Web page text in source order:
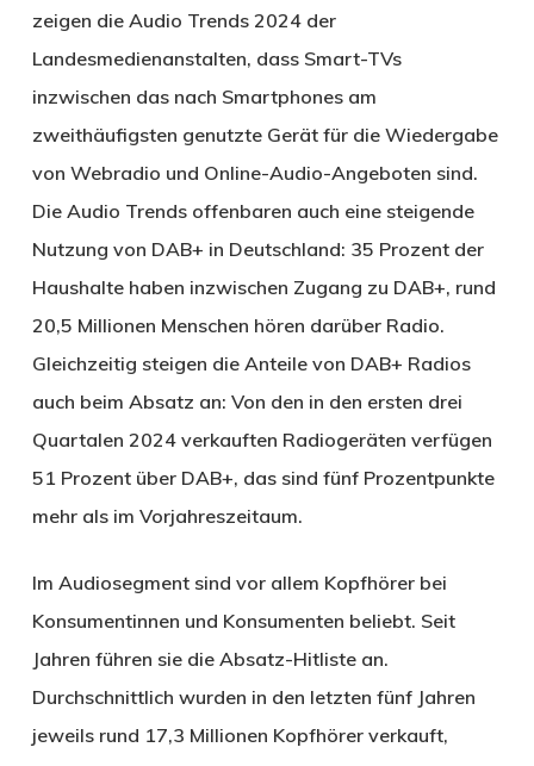
zeigen die Audio Trends 2024 der
Landesmedienanstalten, dass Smart-TVs
inzwischen das nach Smartphones am
zweithäufigsten genutzte Gerät für die Wiedergabe
von Webradio und Online-Audio-Angeboten sind.
Die Audio Trends offenbaren auch eine steigende
Nutzung von DAB+ in Deutschland: 35 Prozent der
Haushalte haben inzwischen Zugang zu DAB+, rund
20,5 Millionen Menschen hören darüber Radio.
Gleichzeitig steigen die Anteile von DAB+ Radios
auch beim Absatz an: Von den in den ersten drei
Quartalen 2024 verkauften Radiogeräten verfügen
51 Prozent über DAB+, das sind fünf Prozentpunkte
mehr als im Vorjahreszeitaum.
Im Audiosegment sind vor allem Kopfhörer bei
Konsumentinnen und Konsumenten beliebt. Seit
Jahren führen sie die Absatz-Hitliste an.
Durchschnittlich wurden in den letzten fünf Jahren
jeweils rund 17,3 Millionen Kopfhörer verkauft,